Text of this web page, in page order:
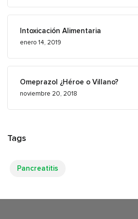
Intoxicación Alimentaria
enero 14, 2019
Omeprazol ¿Héroe o Villano?
noviembre 20, 2018
Tags
Pancreatitis